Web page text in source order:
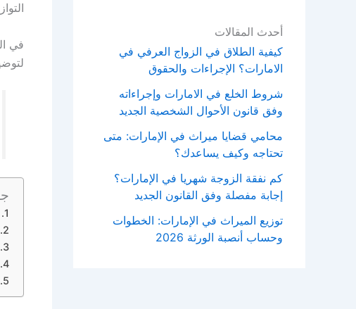
أحدث المقالات
كيفية الطلاق في الزواج العرفي في
الامارات؟ الإجراءات والحقوق
شروط الخلع في الامارات وإجراءاته
وفق قانون الأحوال الشخصية الجديد
محامي قضايا ميراث في الإمارات: متى
تحتاجه وكيف يساعدك؟
كم نفقة الزوجة شهريا في الإمارات؟
إجابة مفصلة وفق القانون الجديد
توزيع الميراث في الإمارات: الخطوات
وحساب أنصبة الورثة 2026
في